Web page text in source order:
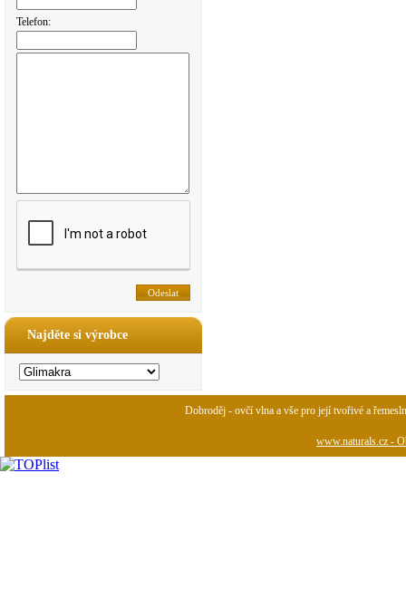
Telefon:
Najděte si výrobce
Dobroděj - ovčí vlna a vše pro její tvořivé a
www.naturals.cz -